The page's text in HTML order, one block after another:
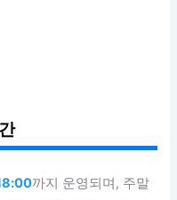
까지 운영되며, 주말